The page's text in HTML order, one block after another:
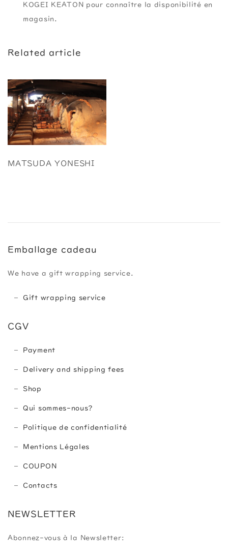
KOGEI KEATON pour connaître la disponibilité en
magasin.
Related article
MATSUDA YONESHI
Emballage cadeau
We have a gift wrapping service.
Gift wrapping service
CGV
Payment
Delivery and shipping fees
Shop
Qui sommes-nous?
Politique de confidentialité
Mentions Légales
COUPON
Contacts
NEWSLETTER
Abonnez-vous à la Newsletter: